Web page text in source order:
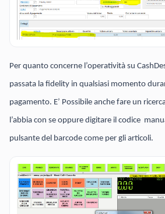
Per quanto concerne l’operatività su
passata la fidelity in qualsiasi momento
pagamento. E’ Possibile anche fare un
l’abbia con se oppure digitare il codice
pulsante del barcode come per gli articoli.